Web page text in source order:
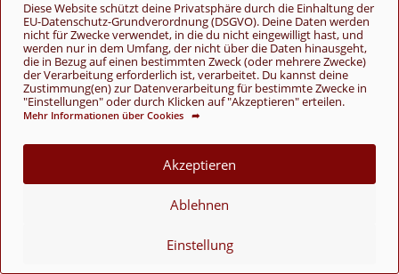
Diese Website schützt deine Privatsphäre durch die Einhaltung der
EU-Datenschutz-Grundverordnung (DSGVO). Deine Daten werden
nicht für Zwecke verwendet, in die du nicht eingewilligt hast, und
werden nur in dem Umfang, der nicht über die Daten hinausgeht,
die in Bezug auf einen bestimmten Zweck (oder mehrere Zwecke)
der Verarbeitung erforderlich ist, verarbeitet. Du kannst deine
Zustimmung(en) zur Datenverarbeitung für bestimmte Zwecke in
"Einstellungen" oder durch Klicken auf "Akzeptieren" erteilen.
Mehr Informationen über Cookies ➦
Akzeptieren
Ablehnen
Einstellung
Brillino
13 Schwarz/
3,95
Lana Grossa
In den Warenkorb